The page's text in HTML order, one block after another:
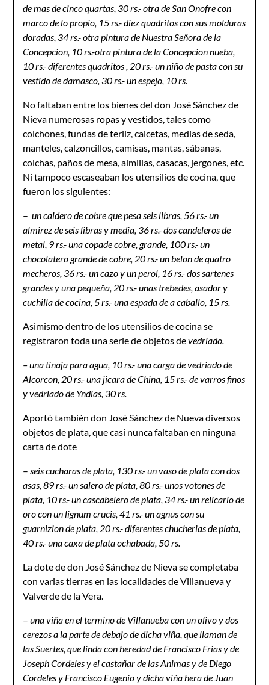
de mas de cinco quartas, 30 rs.- otra de San Onofre con
marco de lo propio, 15 rs.- diez quadritos con sus molduras
doradas, 34 rs.- otra pintura de Nuestra Señora de la
Concepcion, 10 rs.-otra pintura de la Concepcion nueba,
10 rs.- diferentes quadritos , 20 rs.- un niño de pasta con su
vestido de damasco, 30 rs.- un espejo, 10 rs.
No faltaban entre los bienes del don José Sánchez de
Nieva numerosas ropas y vestidos, tales como
colchones, fundas de terliz, calcetas, medias de seda,
manteles, calzoncillos, camisas, mantas, sábanas,
colchas, paños de mesa, almillas, casacas, jergones, etc.
Ni tampoco escaseaban los utensilios de cocina, que
fueron los siguientes:
–un caldero de cobre que pesa seis libras, 56 rs.- un
almirez de seis libras y media, 36 rs.- dos candeleros de
metal, 9 rs.- una copade cobre, grande, 100 rs.- un
chocolatero grande de cobre, 20 rs.- un belon de quatro
mecheros, 36 rs.- un cazo y un perol, 16 rs.- dos sartenes
grandes y una pequeña, 20 rs.- unas trebedes, asador y
cuchilla de cocina, 5 rs.- una espada de a caballo, 15 rs.
Asimismo dentro de los utensilios de cocina se
registraron toda una serie de objetos devedriado.
– una tinaja para agua, 10 rs.- una carga de vedriado de
Alcorcon, 20 rs.- una jicara de China, 15 rs.- de varros finos
y vedriado de Yndias, 30 rs.
Aportó también don José Sánchez de Nueva diversos
objetos de plata, que casi nunca faltaban en ninguna
carta de dote
–seis cucharas de plata, 130 rs.- un vaso de plata con dos
asas, 89 rs.- un salero de plata, 80 rs.- unos votones de
plata, 10 rs.- un cascabelero de plata, 34 rs.- un relicario de
oro con un lignum crucis, 41 rs.- un agnus con su
guarnizion de plata, 20 rs.- diferentes chucherias de plata,
40 rs.- una caxa de plata ochabada, 50 rs.
La dote de don José Sánchez de Nieva se completaba
con varias tierras en las localidades de Villanueva y
Valverde de la Vera.
–una viña en el termino de Villanueba con un olivo y dos
cerezos a la parte de debajo de dicha viña, que llaman de
las Suertes, que linda con heredad de Francisco Frias y de
Joseph Cordeles y el castañar de las Animas y de Diego
Cordeles y Francisco Eugenio y dicha viña hera de Juan